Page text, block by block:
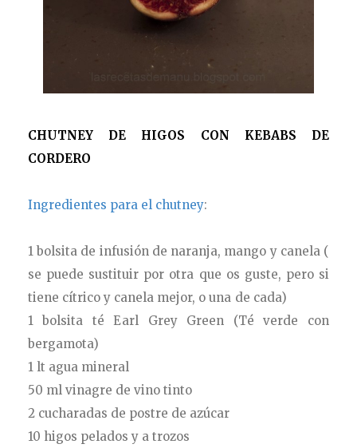
CHUTNEY DE HIGOS CON KEBABS DE
CORDERO
Ingredientes para el chutney:
1 bolsita de infusión de naranja, mango y canela (
se puede sustituir por otra que os guste, pero si
tiene cítrico y canela mejor, o una de cada)
1 bolsita té Earl Grey Green (Té verde con
bergamota)
1 lt agua mineral
50 ml vinagre de vino tinto
2 cucharadas de postre de azúcar
10 higos pelados y a trozos